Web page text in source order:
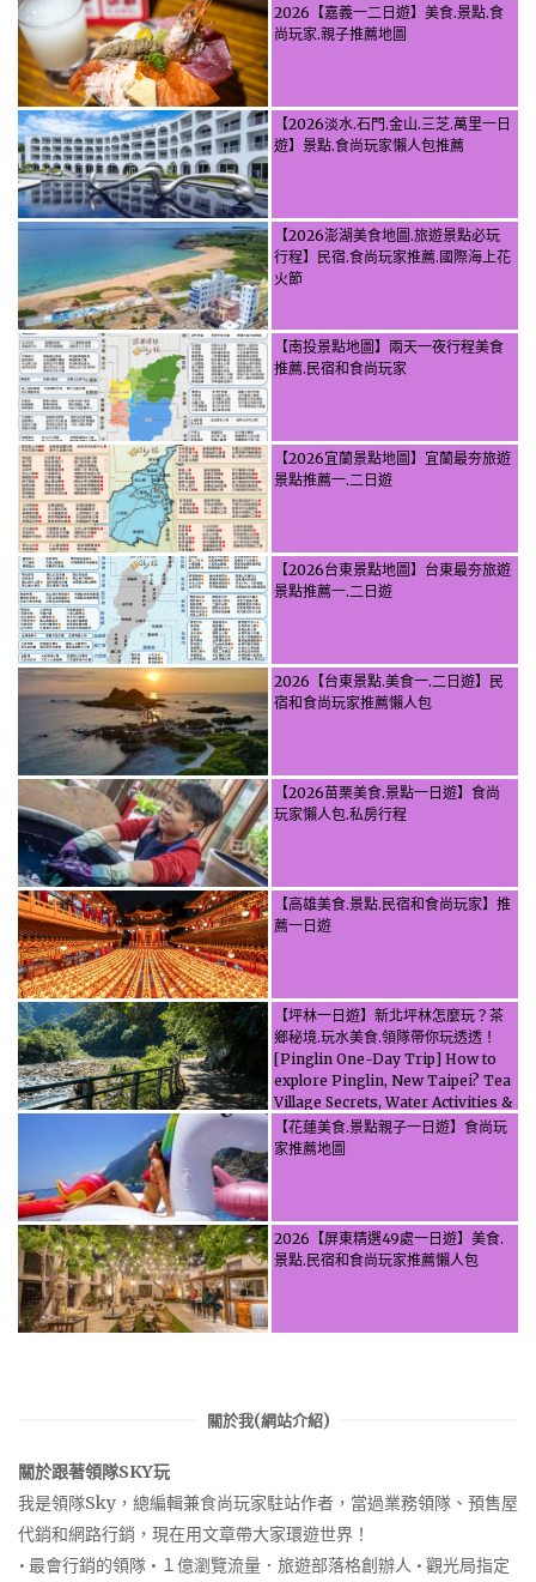
2026【嘉義一二日遊】美食.景點.食
尚玩家.親子推薦地圖
【2026淡水.石門.金山.三芝.萬里一日
遊】景點.食尚玩家懶人包推薦
【2026澎湖美食地圖.旅遊景點必玩
行程】民宿.食尚玩家推薦.國際海上花
火節
【南投景點地圖】兩天一夜行程美食
推薦.民宿和食尚玩家
【2026宜蘭景點地圖】宜蘭最夯旅遊
景點推薦一.二日遊
【2026台東景點地圖】台東最夯旅遊
景點推薦一.二日遊
2026【台東景點.美食一.二日遊】民
宿和食尚玩家推薦懶人包
【2026苗栗美食.景點一日遊】食尚
玩家懶人包.私房行程
【高雄美食.景點.民宿和食尚玩家】推
薦一日遊
【坪林一日遊】新北坪林怎麼玩？茶
鄉秘境.玩水美食.領隊帶你玩透透！
[Pinglin One-Day Trip] How to
explore Pinglin, New Taipei? Tea
Village Secrets, Water Activities &
Food, Let the guide take you
through it all!
【花蓮美食.景點親子一日遊】食尚玩
家推薦地圖
2026【屏東精選49處一日遊】美食.
景點.民宿和食尚玩家推薦懶人包
關於我(網站介紹)
關於跟著領隊SKY玩
我是領隊Sky，總編輯兼食尚玩家駐站作者，當過業務領隊、預售屋
代銷和網路行銷，現在用文章帶大家環遊世界！
• 最會行銷的領隊 • １億瀏覽流量．旅遊部落格創辦人 • 觀光局指定